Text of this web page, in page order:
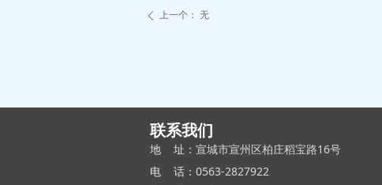
ꄴ 上一个： 无
联系我们
地 址： 宣城市宣州区柏庄稻宝路16号
电 话： 0563-2827922